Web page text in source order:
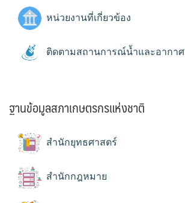
หน่วยงานที่เกี่ยวข้อง
ติดตามสถานการณ์น้ำและอากาศ
ฐานข้อมูลสภาเกษตรกรแห่งชาติ
สำนักยุทธศาสตร์
สำนักกฎหมาย